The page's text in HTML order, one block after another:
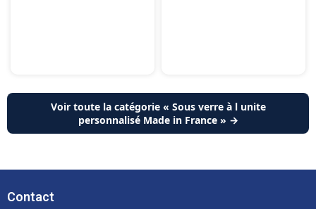
Voir toute la catégorie « Sous verre à l unite
personnalisé Made in France » →
Contact